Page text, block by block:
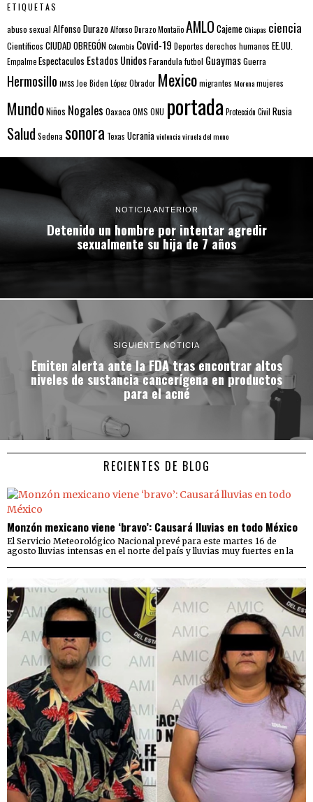
ETIQUETAS
abuso sexual Alfonso DurazoAlfonso Durazo MontañoAMLO CajemeChiapas ciencia
Científicos CIUDAD OBREGÓNColombia Covid-19 Deportes derechos humanos EE.UU.
EmpalmeEspectaculos Estados UnidosFarandulafutbol GuaymasGuerra
Hermosillo IMSS Joe Biden López Obrador Mexicomigrantes Morenamujeres
MundoNiños Nogales Oaxaca OMS ONU portada Protección Civil Rusia
Salud Sedena sonora Texas Ucraniaviolenciaviruela del mono
NOTICIA ANTERIOR
Detenido un hombre por intentar agredir
sexualmente su hija de 7 años
SIGUIENTE NOTICIA
Emiten alerta ante la FDA tras encontrar altos
niveles de sustancia cancerígena en productos
para el acné
RECIENTES DE BLOG
Monzón mexicano viene ‘bravo’: Causará lluvias en todo México
El Servicio Meteorológico Nacional prevé para este martes 16 de
agosto lluvias intensas en el norte del país y lluvias muy fuertes en la